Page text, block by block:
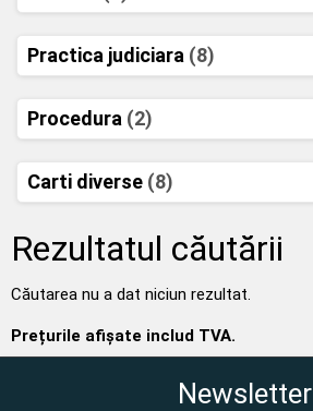
Practica judiciara (8)
Procedura (2)
Carti diverse (8)
Rezultatul căutării
Căutarea nu a dat niciun rezultat.
Prețurile afișate includ TVA.
Newsletter